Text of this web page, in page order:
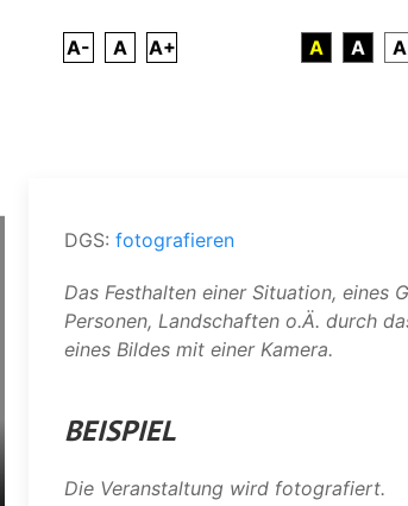
A- A A+ A A A
DGS: fotografieren
Das Festhalten einer Situation, eines
Personen, Landschaften o.Ä. durch
eines Bildes mit einer Kamera.
BEISPIEL
Die Veranstaltung wird fotografiert.